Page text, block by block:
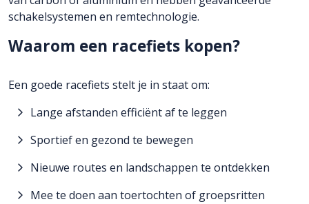
schakelsystemen en remtechnologie.
Waarom een racefiets kopen?
Een goede racefiets stelt je in staat om:
Lange afstanden efficiënt af te leggen
Sportief en gezond te bewegen
Nieuwe routes en landschappen te ontdekken
Mee te doen aan toertochten of groepsritten